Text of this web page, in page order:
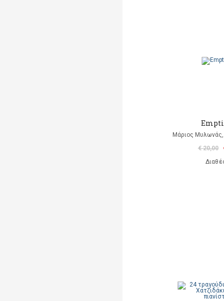
Μάριος
€ 20,00